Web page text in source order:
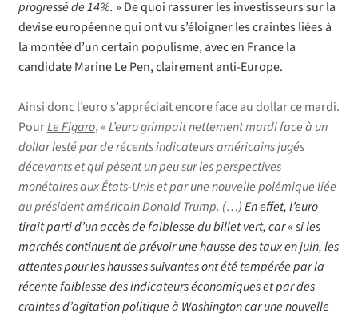
progressé de 14%. » De quoi rassurer les investisseurs sur la
devise européenne qui ont vu s’éloigner les craintes liées à
la montée d’un certain populisme, avec en France la
candidate Marine Le Pen, clairement anti-Europe.
Ainsi donc l’euro s’appréciait encore face au dollar ce mardi.
PourLe Figaro, «L’euro grimpait nettement mardi face à un
dollar lesté par de récents indicateurs américains jugés
décevants et qui pèsent un peu sur les perspectives
monétaires aux États-Unis et par une nouvelle polémique liée
au président américain Donald Trump. (…)En effet, l’euro
tirait parti d’un accès de faiblesse du billet vert, car « si les
marchés continuent de prévoir une hausse des taux en juin, les
attentes pour les hausses suivantes ont été tempérée par la
récente faiblesse des indicateurs économiques et par des
craintes d’agitation politique à Washington car une nouvelle